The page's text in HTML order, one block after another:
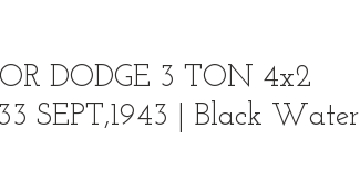
DODGE 3 TON 4x2
SEPT,1943 | Black Water